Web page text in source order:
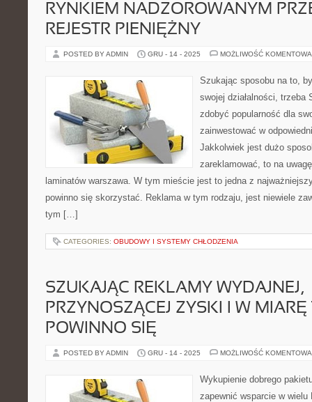
RYNKIEM NADZOROWANYM
REJESTR PIENIĘŻNY
POSTED BY ADMIN GRU - 14 - 2025 MOŻLIWOŚĆ
Szukając sposobu na to,
swojej działalności, trzeba
zdobyć popularność dla
zainwestować w
Jakkolwiek jest dużo
zareklamować, to na
laminatów warszawa. W tym mieście jest to jedna z
powinno się skorzystać. Reklama w tym rodzaju, jest niewiele
tym […]
CATEGORIES: OBUDOWY I SYSTEMY CHŁODZENIA
SZUKAJĄC REKLAMY WYDAJNEJ,
PRZYNOSZĄCEJ ZYSKI I W MIARĘ
POWINNO SIĘ
POSTED BY ADMIN GRU - 14 - 2025 MOŻLIWOŚĆ
Wykupienie dobrego
zapewnić wsparcie w